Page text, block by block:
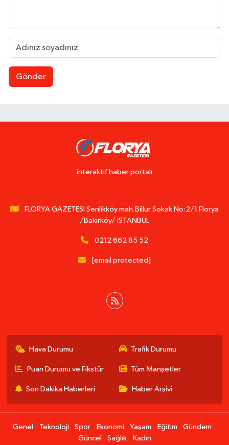
Gönder
interaktif haber portalı
FLORYA GAZETESİ Şenlikköy mah.Billur Sokak No:2/1 Florya
/Bakırköy/ İSTANBUL
0212 662 85 52
[email protected]
Hava Durumu Trafik Durumu
Puan Durumu ve Fikstür Tüm Manşetler
Son Dakika Haberleri Haber Arşivi
Genel Teknoloji Spor Ekonomi Yaşam Eğitim
Gündem
Güncel
Sağlık Kadın